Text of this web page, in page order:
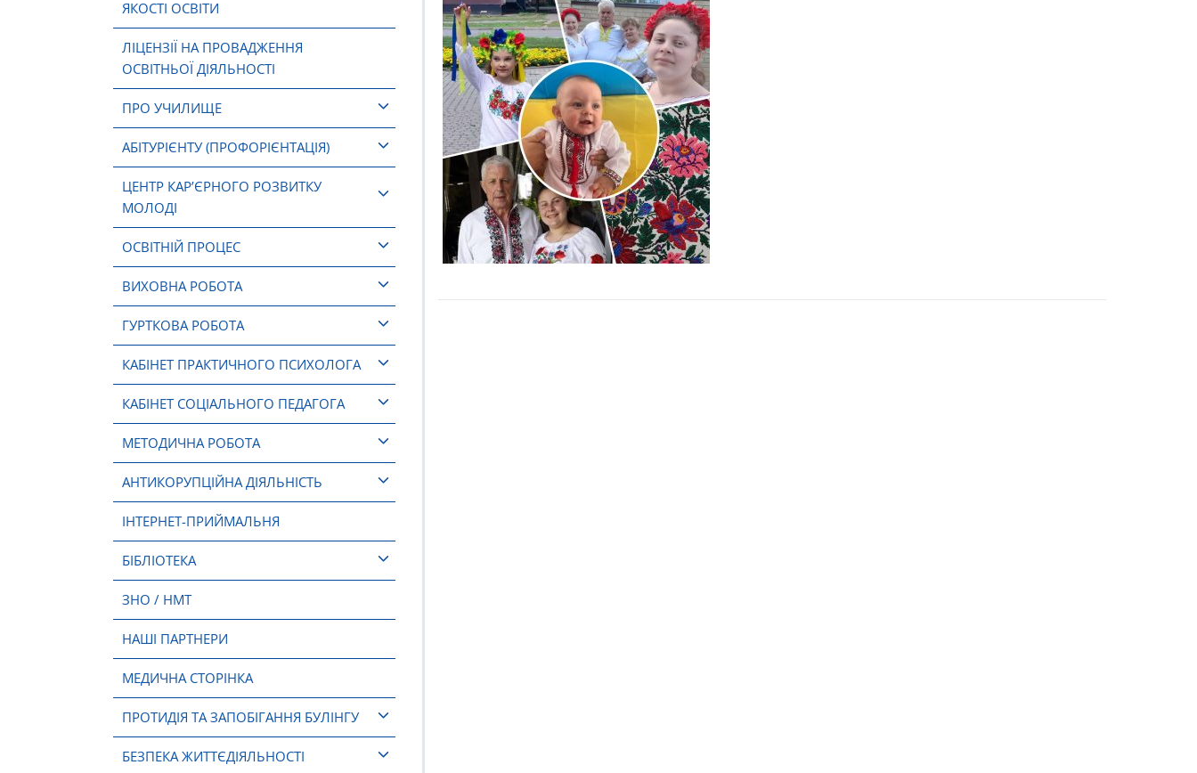
ЯКОСТІ ОСВІТИ
ЛІЦЕНЗІЇ НА ПРОВАДЖЕННЯ
ОСВІТНЬОЇ ДІЯЛЬНОСТІ
ПРО УЧИЛИЩЕ
АБІТУРІЄНТУ (ПРОФОРІЄНТАЦІЯ)
ЦЕНТР КАР’ЄРНОГО РОЗВИТКУ
МОЛОДІ
ОСВІТНІЙ ПРОЦЕС
ВИХОВНА РОБОТА
ГУРТКОВА РОБОТА
КАБІНЕТ ПРАКТИЧНОГО ПСИХОЛОГА
КАБІНЕТ СОЦІАЛЬНОГО ПЕДАГОГА
МЕТОДИЧНА РОБОТА
АНТИКОРУПЦІЙНА ДІЯЛЬНІСТЬ
ІНТЕРНЕТ-ПРИЙМАЛЬНЯ
БІБЛІОТЕКА
ЗНО / НМТ
НАШІ ПАРТНЕРИ
МЕДИЧНА СТОРІНКА
ПРОТИДІЯ ТА ЗАПОБІГАННЯ БУЛІНГУ
БЕЗПЕКА ЖИТТЄДІЯЛЬНОСТІ